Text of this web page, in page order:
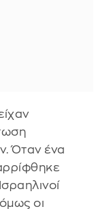
Όταν ένα
οι